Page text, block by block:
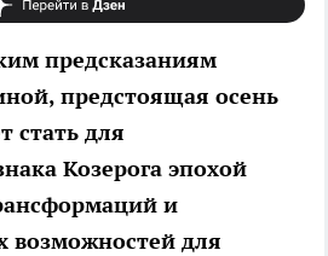
предсказаниям
предстоящая осень
стать для
Козерога эпохой
и
возможностей для